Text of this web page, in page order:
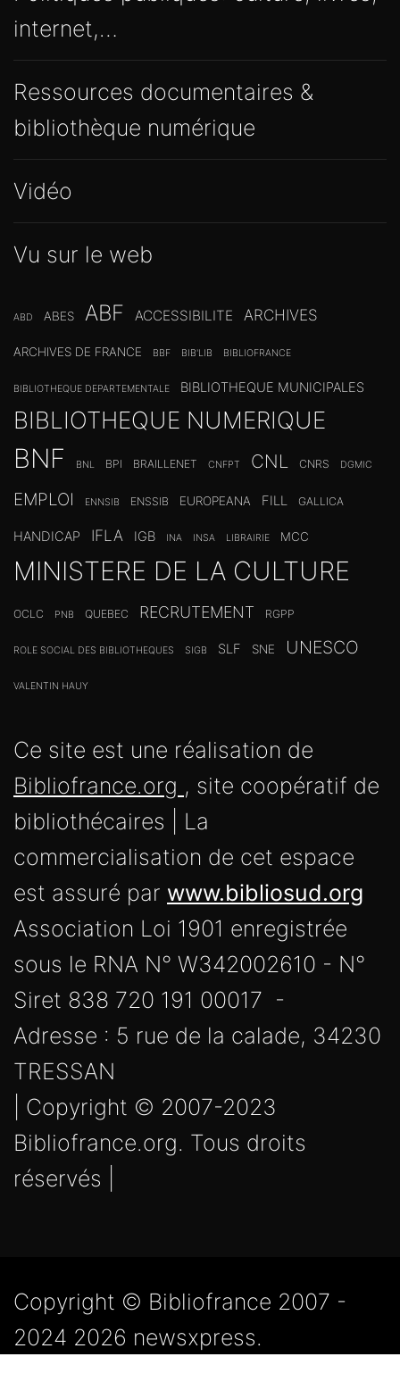
internet,…
Ressources documentaires &
bibliothèque numérique
Vidéo
Vu sur le web
ABD ABES ABF ACCESSIBILITE ARCHIVES
ARCHIVES DE FRANCE BBF BIB'LIB BIBLIOFRANCE
BIBLIOTHEQUE DEPARTEMENTALE BIBLIOTHEQUE MUNICIPALES
BIBLIOTHEQUE NUMERIQUE
BNF BNL BPI BRAILLENET CNFPT CNL CNRS DGMIC
EMPLOI ENNSIB ENSSIB EUROPEANA FILL GALLICA
HANDICAP IFLA IGB INA INSA LIBRAIRIE MCC
MINISTERE DE LA CULTURE
OCLC PNB QUEBEC RECRUTEMENT RGPP
ROLE SOCIAL DES BIBLIOTHEQUES SIGB SLF SNE UNESCO
VALENTIN HAUY
Ce site est une réalisation de
Bibliofrance.org , site coopératif de
bibliothécaires | La
commercialisation de cet espace
est assuré par www.bibliosud.org
Association Loi 1901 enregistrée
sous le RNA N° W342002610 - N°
Siret 838 720 191 00017 -
Adresse : 5 rue de la calade, 34230
TRESSAN
| Copyright © 2007-2023
Bibliofrance.org. Tous droits
réservés |
Copyright © Bibliofrance 2007 -
2024 2026 newsxpress.